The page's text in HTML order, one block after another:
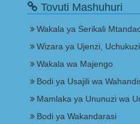
Tovuti Mashuhuri
Wakala ya Serikali
Wizara ya Ujenzi,
Wakala wa Majengo
Bodi ya Usajili wa
Mamlaka ya Ununuzi wa
Bodi ya Wakandarasi